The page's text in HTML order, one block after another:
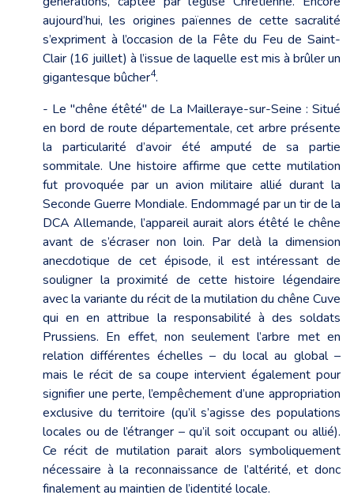
aujourd’hui, les origines païennes de cette sacralité
s’expriment à l’occasion de la Fête du Feu de Saint-
Clair (16 juillet) à l’issue de laquelle est mis à brûler un
gigantesque bûcher4.
- Le "chêne étêté" de La Mailleraye-sur-Seine : Situé
en bord de route départementale, cet arbre présente
la particularité d’avoir été amputé de sa partie
sommitale. Une histoire affirme que cette mutilation
fut provoquée par un avion militaire allié durant la
Seconde Guerre Mondiale. Endommagé par un tir de la
DCA Allemande, l’appareil aurait alors étêté le chêne
avant de s’écraser non loin. Par delà la dimension
anecdotique de cet épisode, il est intéressant de
souligner la proximité de cette histoire légendaire
avec la variante du récit de la mutilation du chêne Cuve
qui en en attribue la responsabilité à des soldats
Prussiens. En effet, non seulement l’arbre met en
relation différentes échelles – du local au global –
mais le récit de sa coupe intervient également pour
signifier une perte, l’empêchement d’une appropriation
exclusive du territoire (qu’il s’agisse des populations
locales ou de l’étranger – qu’il soit occupant ou allié).
Ce récit de mutilation parait alors symboliquement
nécessaire à la reconnaissance de l’altérité, et donc
finalement au maintien de l’identité locale.